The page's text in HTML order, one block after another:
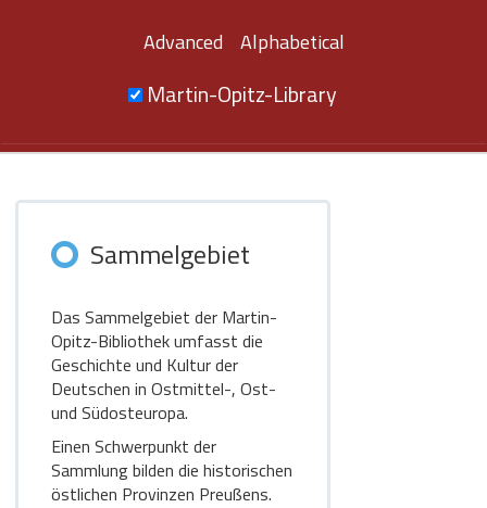
Advanced Alphabetical
Martin-Opitz-Library
Sammelgebiet
Das Sammelgebiet der Martin-
Opitz-Bibliothek umfasst die
Geschichte und Kultur der
Deutschen in Ostmittel-, Ost-
und Südosteuropa.
Einen Schwerpunkt der
Sammlung bilden die historischen
östlichen Provinzen Preußens.